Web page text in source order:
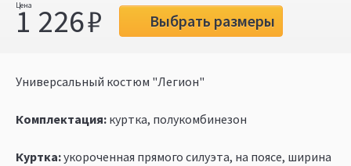
1 226 Выбрать размеры
Универсальный костюм "Легион"
Комплектация: куртка, полукомбинезон
Куртка:укороченная прямого силуэта, на поясе, ширина